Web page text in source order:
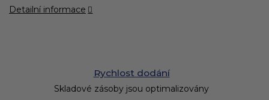
Detailní informace
Rychlost dodání
Skladové zásoby jsou optimalizovány